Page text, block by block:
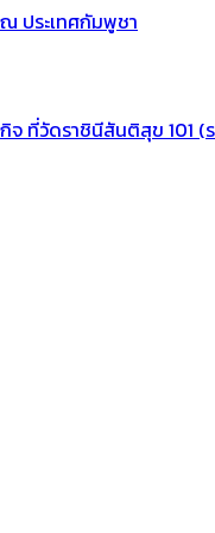
ประเทศกัมพูชา
ที่วัดราชินีสันติสุข 101 (